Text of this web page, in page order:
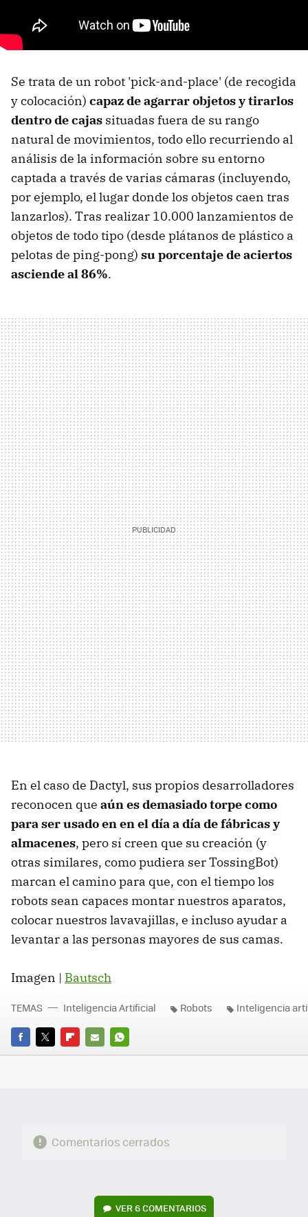
Se trata de un robot 'pick-and-place' (de recogida
y colocación) capaz de agarrar objetos y tirarlos
dentro de cajas situadas fuera de su rango
natural de movimientos, todo ello recurriendo al
análisis de la información sobre su entorno
captada a través de varias cámaras (incluyendo,
por ejemplo, el lugar donde los objetos caen tras
lanzarlos). Tras realizar 10.000 lanzamientos de
objetos de todo tipo (desde plátanos de plástico a
pelotas de ping-pong) su porcentaje de aciertos
asciende al 86%.
En el caso de Dactyl, sus propios desarrolladores
reconocen que aún es demasiado torpe como
para ser usado en en el día a día de fábricas y
almacenes, pero sí creen que su creación (y
otras similares, como pudiera ser TossingBot)
marcan el camino para que, con el tiempo los
robots sean capaces montar nuestros aparatos,
colocar nuestros lavavajillas, e incluso ayudar a
levantar a las personas mayores de sus camas.
Imagen | Bautsch
FACEBOOK
TWITTERFLIPBOARD
E-
WHATSAPP
TEMAS Inteligencia Artificial Robots Inteligencia
Comentarios cerrados
VER 6 COMENTARIOS